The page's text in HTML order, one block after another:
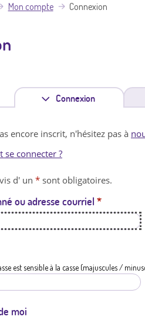
Mon compte Connexion
Connexion
n
l
e
encore inscrit, n'hésitez pas à
se connecter ?
d' un * sont obligatoires.
ou adresse courriel *
est sensible à la casse (majuscules /
moi